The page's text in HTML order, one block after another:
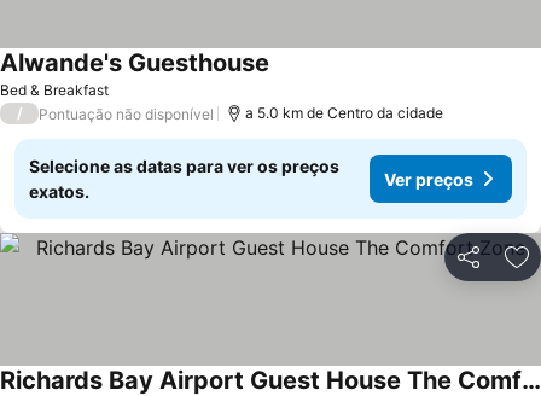
Bed & Breakfast
Alwande's Guesthouse
/ Pontuação não disponível a 5.0 km de Centro da cidade
Selecione as datas para ver os preços
exatos.
Ver preços
Partilhar
Richards Bay Airport Guest House The Comfort Zone